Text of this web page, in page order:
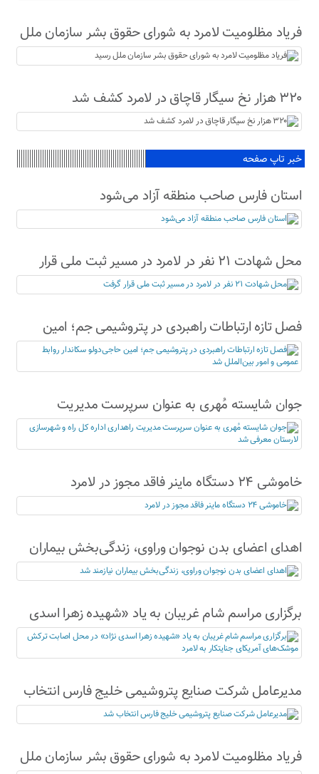
فریاد مظلومیت لامرد به شورای حقوق بشر سازمان ملل
رسید
۳۲۰ هزار نخ سیگار قاچاق در لامرد کشف شد
خبر تاپ صفحه
استان فارس صاحب منطقه آزاد می‌شود
محل شهادت ۲۱ نفر در لامرد در مسیر ثبت ملی قرار
گرفت
فصل تازه ارتباطات راهبردی در پتروشیمی جم؛ امین
حاجی‌دولو سکاندار روابط عمومی و امور بین‌الملل شد
جوان شایسته مُهری به عنوان سرپرست مدیریت
راهداری اداره کل راه و شهرسازی لارستان معرفی شد
خاموشی ۲۴ دستگاه ماینر فاقد مجوز در لامرد
اهدای اعضای بدن نوجوان وراوی، زندگی‌بخش بیماران
نیازمند شد
برگزاری مراسم شام غریبان به یاد «شهیده زهرا اسدی
نژاد» در محل اصابت ترکش موشک‌های آمریکای
جنایتکار به لامرد
مدیرعامل شرکت صنایع پتروشیمی خلیج فارس انتخاب
شد
فریاد مظلومیت لامرد به شورای حقوق بشر سازمان ملل